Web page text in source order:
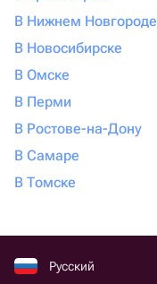
В Нижнем Новгороде
В Новосибирске
В Омске
В Перми
В Ростове-на-Дону
В Самаре
В Томске
Русский